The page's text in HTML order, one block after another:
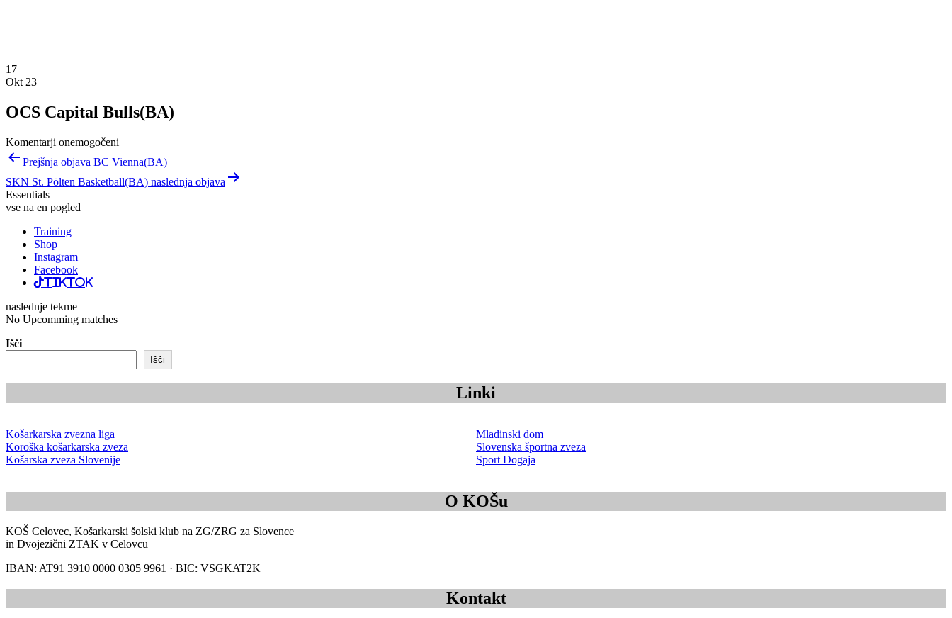
17
Okt 23
OCS Capital Bulls(BA)
Komentarji onemogočeni
Navigacija
prispevka
Prejšnja objava BC Vienna(BA)
SKN St. Pölten Basketball(BA) naslednja objava
Essentials
vse na en pogled
Training
Shop
Instagram
Facebook
TikTok
naslednje tekme
No Upcomming matches
Išči
Išči
Linki
Košarkarska zvezna liga
Koroška košarkarska zveza
Košarska zveza Slovenije
Mladinski dom
Slovenska športna zveza
Sport Dogaja
O KOŠu
KOŠ Celovec, Košarkarski šolski klub na ZG/ZRG za Slovence
in Dvojezični ZTAK v Celovcu
IBAN: AT91 3910 0000 0305 9961 · BIC: VSGKAT2K
Kontakt